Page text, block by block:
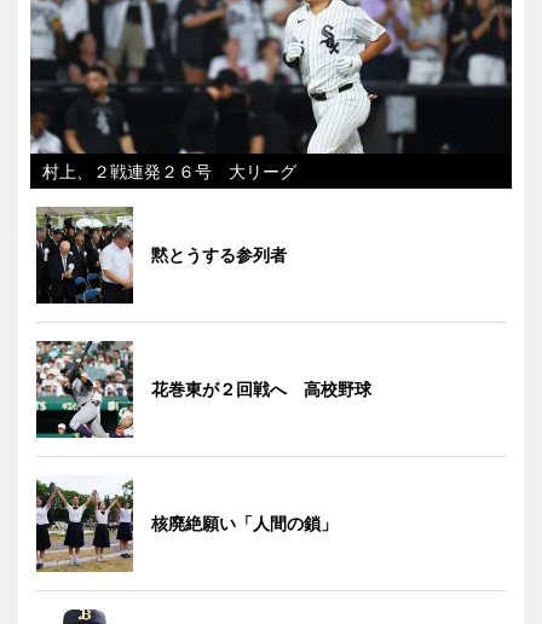
村上、２戦連発２６号 大リーグ
黙とうする参列者
花巻東が２回戦へ 高校野球
核廃絶願い「人間の鎖」